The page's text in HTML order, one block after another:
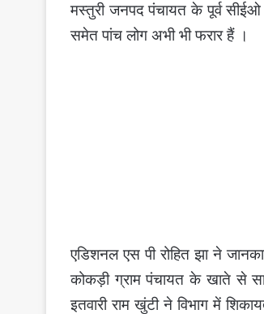
मस्तुरी जनपद पंचायत के पूर्व
समेत पांच लोग अभी भी फरार हैं ।
एडिशनल एस पी रोहित झा ने
कोकड़ी ग्राम पंचायत के खाते से
इतवारी राम खुंटी ने विभाग में